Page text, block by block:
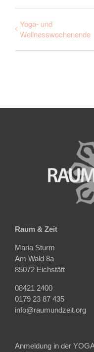
Yoga- und
Wellnesswochenende
Raum & Zeit
Maria Sturm
Am Wald 8a
85072 Eichstätt
08421 2400
0179 23 87 435
info@raumundzeit.org
Anmeldung in der